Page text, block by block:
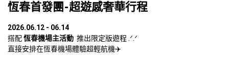
恆春首發團-超遊感奢華行程
2026.06.12 - 06.14
搭配 恆春機場主活動
  推出限定版遊程 .ᐟ.ᐟ
直接安排在恆春機場體驗超輕航機✈️